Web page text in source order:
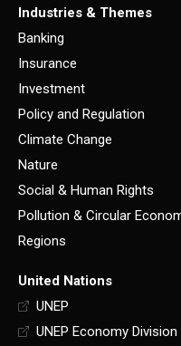
Industries & Themes
Banking
Insurance
Investment
Policy and Regulation
Climate Change
Nature
Social & Human Rights
Pollution & Circular
Regions
United Nations
UNEP
UNEP Economy Division